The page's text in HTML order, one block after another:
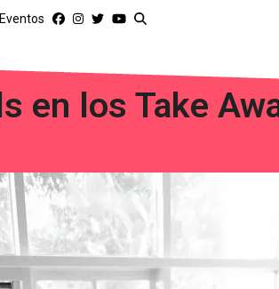
Eventos
en los Take